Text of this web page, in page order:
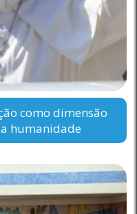
como dimensão
humanidade